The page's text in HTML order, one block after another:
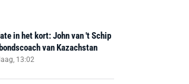
in het kort: John van 't Schip
van Kazachstan
13:02